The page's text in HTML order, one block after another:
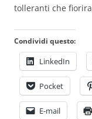
tolleranti che
Condividi questo:
LinkedIn
Pocket
E-mail